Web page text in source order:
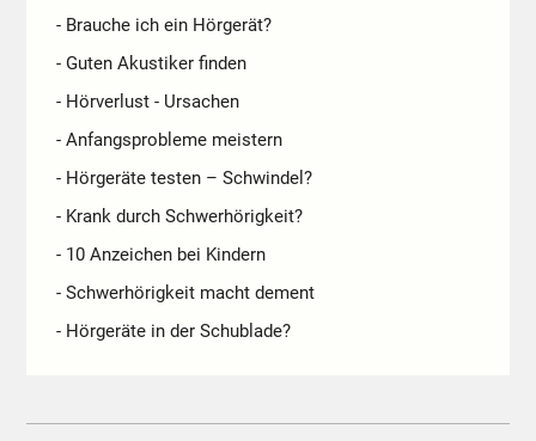
- Brauche ich ein Hörgerät?
- Guten Akustiker finden
- Hörverlust - Ursachen
- Anfangsprobleme meistern
- Hörgeräte testen – Schwindel?
- Krank durch Schwerhörigkeit?
- 10 Anzeichen bei Kindern
- Schwerhörigkeit macht dement
- Hörgeräte in der Schublade?